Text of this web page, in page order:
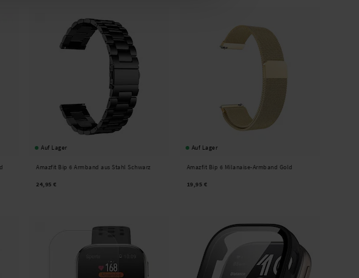
Auf Lager
Amazfit Bip 6 Armband aus Stahl Schwarz
24,95 €
Auf Lager
Amazfit Bip 6 Milanaise-Armband Gold
19,95 €